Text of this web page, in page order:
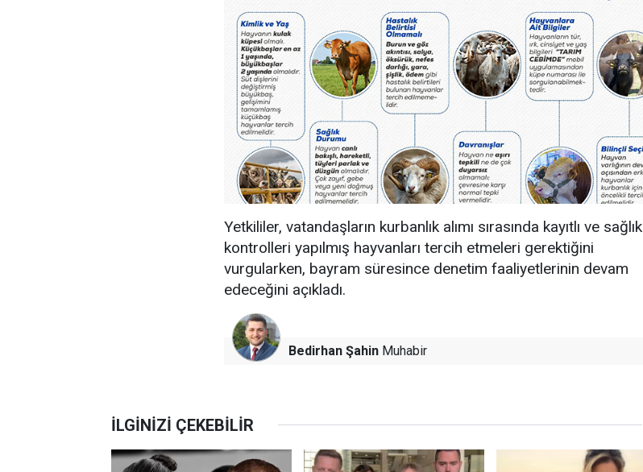
Yetkililer, vatandaşların kurbanlık alımı sırasında kayıtlı ve sağlık
kontrolleri yapılmış hayvanları tercih etmeleri gerektiğini
vurgularken, bayram süresince denetim faaliyetlerinin devam
edeceğini açıkladı.
Bedirhan Şahin Muhabir